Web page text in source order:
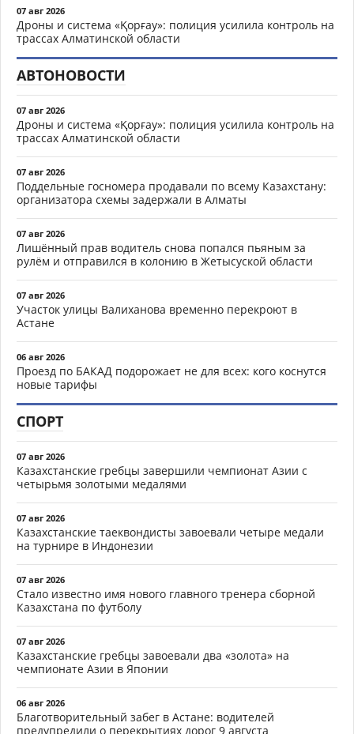
07 авг 2026
Дроны и система «Қорғау»: полиция усилила контроль на
трассах Алматинской области
АВТОНОВОСТИ
07 авг 2026
Дроны и система «Қорғау»: полиция усилила контроль на
трассах Алматинской области
07 авг 2026
Поддельные госномера продавали по всему Казахстану:
организатора схемы задержали в Алматы
07 авг 2026
Лишённый прав водитель снова попался пьяным за
рулём и отправился в колонию в Жетысуской области
07 авг 2026
Участок улицы Валиханова временно перекроют в
Астане
06 авг 2026
Проезд по БАКАД подорожает не для всех: кого коснутся
новые тарифы
СПОРТ
07 авг 2026
Казахстанские гребцы завершили чемпионат Азии с
четырьмя золотыми медалями
07 авг 2026
Казахстанские таеквондисты завоевали четыре медали
на турнире в Индонезии
07 авг 2026
Стало известно имя нового главного тренера сборной
Казахстана по футболу
07 авг 2026
Казахстанские гребцы завоевали два «золота» на
чемпионате Азии в Японии
06 авг 2026
Благотворительный забег в Астане: водителей
предупредили о перекрытиях дорог 9 августа